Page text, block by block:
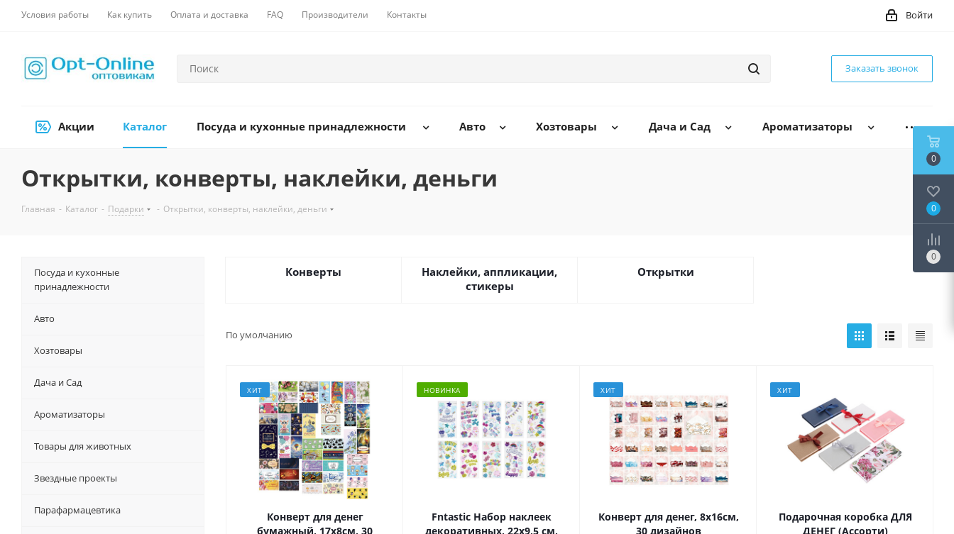
Условия работы Как купить Оплата и доставка FAQ Производители Контакты Войти
Заказать звонок
Акции Каталог Посуда и кухонные принадлежности Авто Хозтовары Дача и Сад Ароматизаторы
Открытки, конверты, наклейки, деньги
Главная - Каталог - Подарки - Открытки, конверты, наклейки, деньги
Конверты
Наклейки, аппликации,
стикеры
Открытки
По умолчанию
ХИТ
Конверт для денег
бумажный, 17х8см, 30
НОВИНКА
Fntastic Набор наклеек
декоративных, 22x9,5 см,
ХИТ
Конверт для денег, 8х16см,
30 дизайнов
ХИТ
Подарочная коробка ДЛЯ
ДЕНЕГ (Ассорти)
Посуда и кухонные
принадлежности
Авто
Хозтовары
Дача и Сад
Ароматизаторы
Товары для животных
Звездные проекты
Парафармацевтика
0
0
0